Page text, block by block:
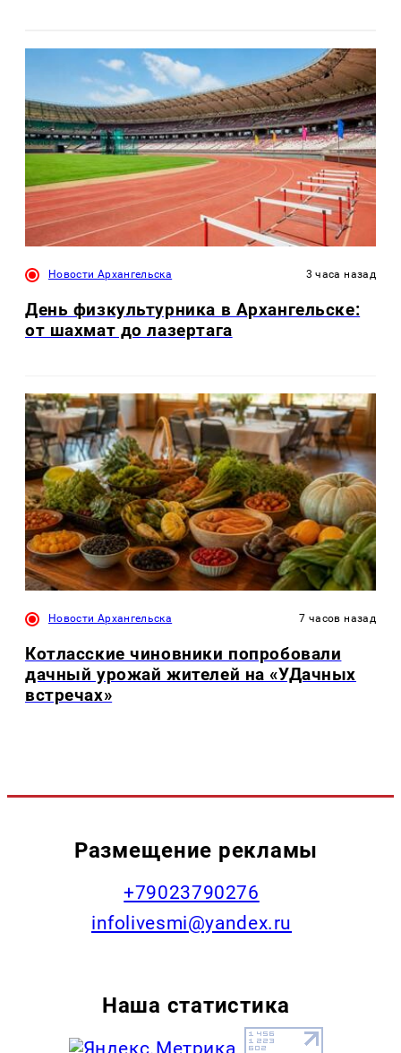
Новости Архангельска 3 часа назад
День физкультурника в Архангельске:
от шахмат до лазертага
Новости Архангельска 7 часов назад
Котласские чиновники попробовали
дачный урожай жителей на «УДачных
встречах»
Размещение рекламы
+79023790276
infolivesmi@yandex.ru
Наша статистика